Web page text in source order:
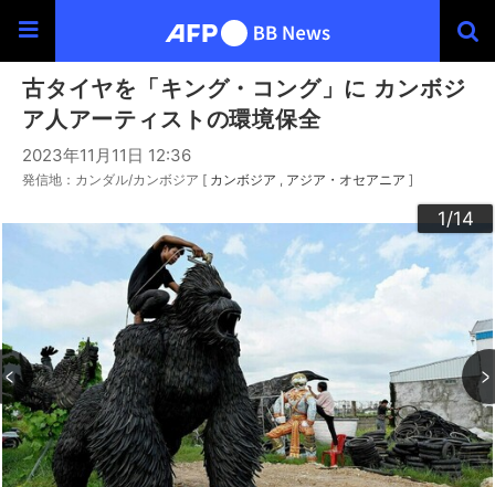
古タイヤを「キング・コング」に カンボジ
ア人アーティストの環境保全
2023年11月11日 12:36
発信地：カンダル/カンボジア [ カンボジア アジア・オセアニア ]
1/14
2/14
3/14
4/14
5/14
6/14
7/14
8/14
9/14
10/14
11/14
12/14
13/14
14/14